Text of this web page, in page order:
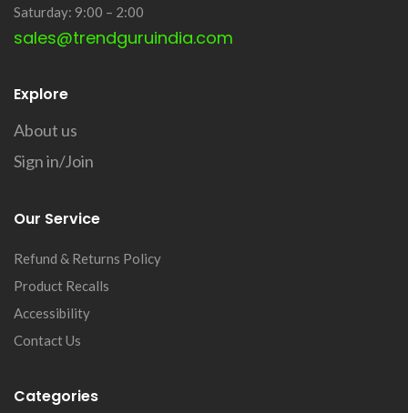
Saturday: 9:00 – 2:00
sales@trendguruindia.com
Explore
About us
Sign in/Join
Our Service
Refund & Returns Policy
Product Recalls
Accessibility
Contact Us
Categories